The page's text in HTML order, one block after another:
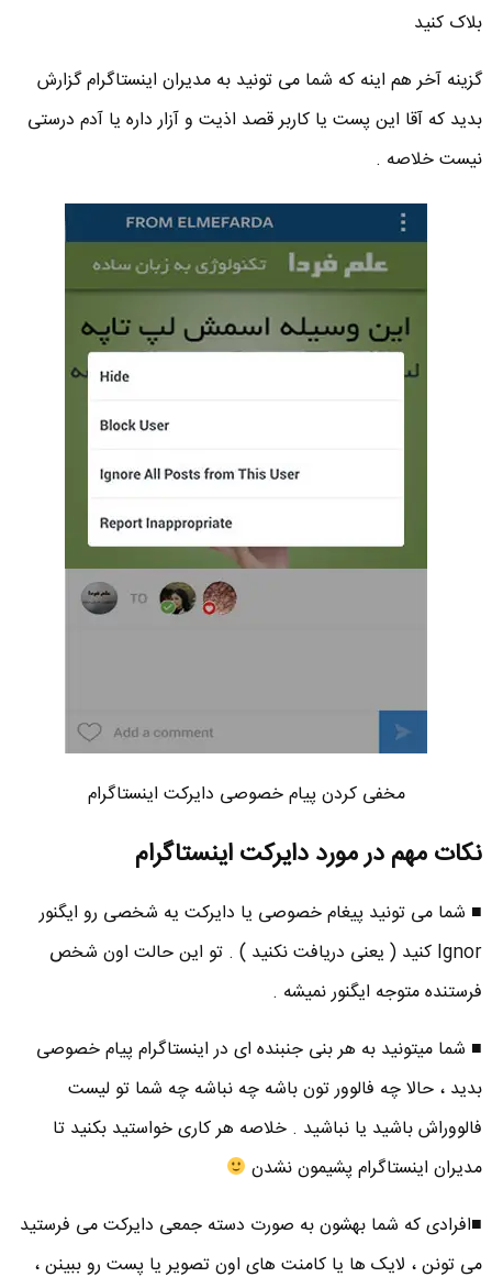
بلاک کنید
گزینه آخر هم اینه که شما می تونید به مدیران اینستاگرام گزارش
بدید که آقا این پست یا کاربر قصد اذیت و آزار داره یا آدم درستی
نیست خلاصه .
مخفی کردن پیام خصوصی دایرکت اینستاگرام
نکات مهم در مورد دایرکت اینستاگرام
■ شما می تونید پیغام خصوصی یا دایرکت یه شخصی رو ایگنور
Ignor کنید ( یعنی دریافت نکنید ) . تو این حالت اون شخص
فرستنده متوجه ایگنور نمیشه .
■ شما میتونید به هر بنی جنبنده ای در اینستاگرام پیام خصوصی
بدید ، حالا چه فالوور تون باشه چه نباشه چه شما تو لیست
فالووراش باشید یا نباشید . خلاصه هر کاری خواستید بکنید تا
مدیران اینستاگرام پشیمون نشدن
■افرادی که شما بهشون به صورت دسته جمعی دایرکت می فرستید
می تونن ، لایک ها یا کامنت های اون تصویر یا پست رو ببینن ،